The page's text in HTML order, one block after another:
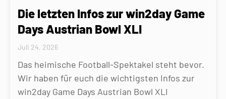
Die letzten Infos zur win2day Game
Days Austrian Bowl XLI
Juli 24, 2026
Das heimische Football-Spektakel steht bevor.
Wir haben für euch die wichtigsten Infos zur
win2day Game Days Austrian Bowl XLI